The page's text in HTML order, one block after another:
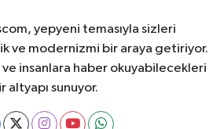
yepyeni temasıyla sizleri
ve modernizmi bir araya getiriyor.
ve insanlara haber okuyabilecekleri
altyapı sunuyor.